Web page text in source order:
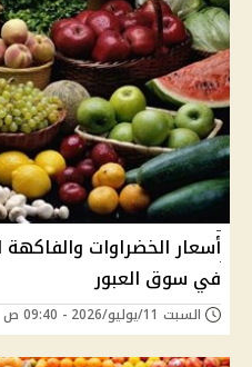
في سوق العبور
السبت 11/يوليو/2026 - 09:40 ص